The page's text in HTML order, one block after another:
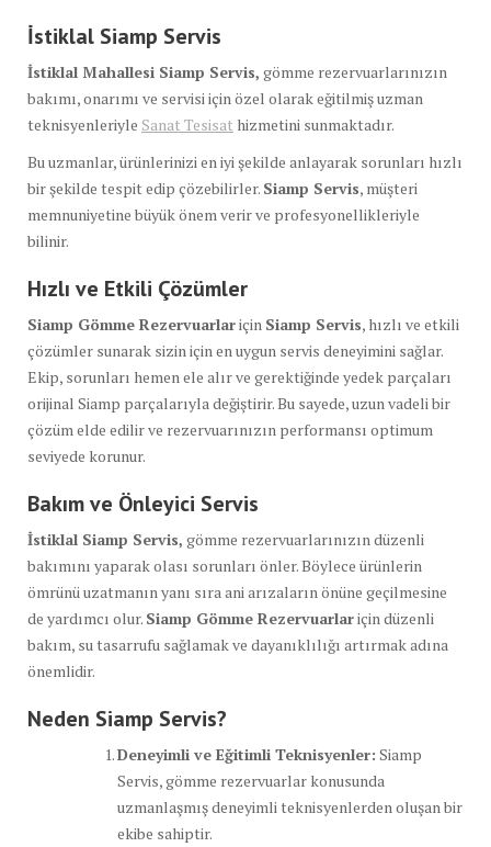
İstiklal Siamp Servis
İstiklal Mahallesi Siamp Servis, gömme rezervuarlarınızın
bakımı, onarımı ve servisi için özel olarak eğitilmiş uzman
teknisyenleriyle Sanat Tesisat hizmetini sunmaktadır.
Bu uzmanlar, ürünlerinizi en iyi şekilde anlayarak sorunları hızlı
bir şekilde tespit edip çözebilirler. Siamp Servis, müşteri
memnuniyetine büyük önem verir ve profesyonellikleriyle
bilinir.
Hızlı ve Etkili Çözümler
Siamp Gömme Rezervuarlariçin Siamp Servis, hızlı ve etkili
çözümler sunarak sizin için en uygun servis deneyimini sağlar.
Ekip, sorunları hemen ele alır ve gerektiğinde yedek parçaları
orijinal Siamp parçalarıyla değiştirir. Bu sayede, uzun vadeli bir
çözüm elde edilir ve rezervuarınızın performansı optimum
seviyede korunur.
Bakım ve Önleyici Servis
İstiklal Siamp Servis, gömme rezervuarlarınızın düzenli
bakımını yaparak olası sorunları önler. Böylece ürünlerin
ömrünü uzatmanın yanı sıra ani arızaların önüne geçilmesine
de yardımcı olur. Siamp Gömme Rezervuarlariçin düzenli
bakım, su tasarrufu sağlamak ve dayanıklılığı artırmak adına
önemlidir.
Neden Siamp Servis?
Deneyimli ve Eğitimli Teknisyenler: Siamp
Servis, gömme rezervuarlar konusunda
uzmanlaşmış deneyimli teknisyenlerden oluşan bir
ekibe sahiptir.